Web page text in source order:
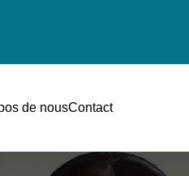
de nousContact